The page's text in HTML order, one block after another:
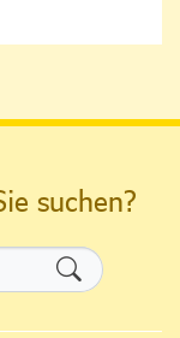
suchen?